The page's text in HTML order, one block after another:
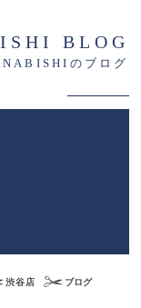
BLOG
のブログ
渋谷店 ブログ